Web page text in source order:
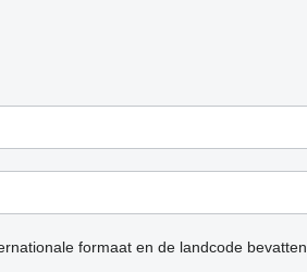
formaat en de landcode bevatten.